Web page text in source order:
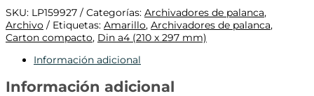
SKU: LP159927 Categorías: Archivadores de palanca,
Archivo
Etiquetas: Amarillo, Archivadores de palanca,
Carton compacto, Din a4 (210 x 297 mm)
Información adicional
Información adicional